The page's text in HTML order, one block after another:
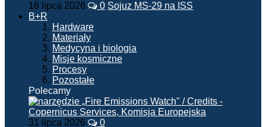
16 lipca 2026 0 Sojuz MS-29 na ISS
B+R
Hardware
Materiały
Medycyna i biologia
Misje kosmiczne
Procesy
Pozostałe
Polecamy
31 lipca 2026 0